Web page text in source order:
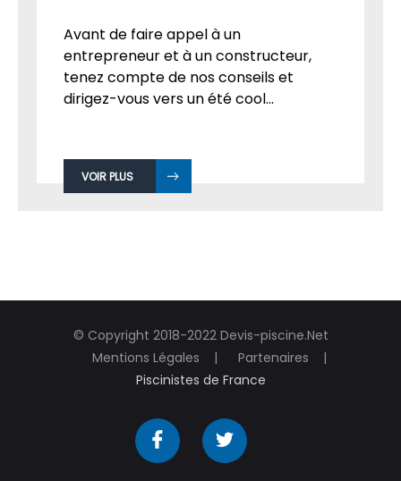
Avant de faire appel à un
entrepreneur et à un constructeur,
tenez compte de nos conseils et
dirigez-vous vers un été cool...
VOIR PLUS
© Copyright 2018-2022 Devis-piscine.Net
Mentions Légales
Partenaires
Piscinistes de France